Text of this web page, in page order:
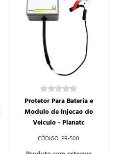
PB-500
Protetor Para Bateria e
Modulo de Injecao do
Veiculo - Planatc